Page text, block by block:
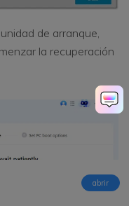
abrir
de arranque,
la recuperación